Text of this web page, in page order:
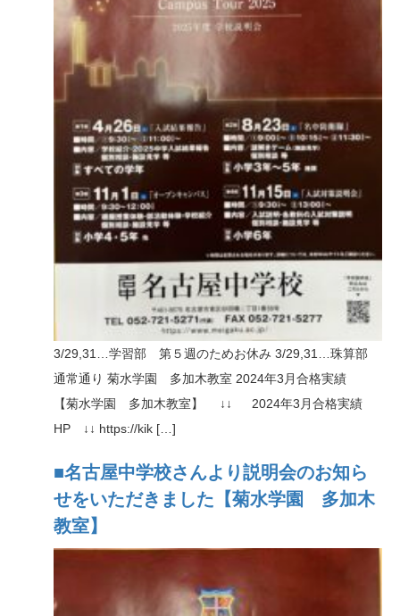
3/29,31…学習部 第５週のためお休み 3/29,31…珠算部
通常通り 菊水学園 多加木教室 2024年3月合格実績
【菊水学園 多加木教室】 ↓↓ 2024年3月合格実績
HP ↓↓ https://kik […]
■名古屋中学校さんより説明会のお知ら
せをいただきました【菊水学園 多加木
教室】